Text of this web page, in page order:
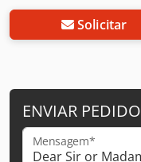
Solicitar
ENVIAR PEDIDO
Mensagem*